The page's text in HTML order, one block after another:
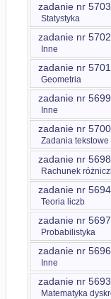
zadanie nr 5703
Statystyka
zadanie nr 5702
Inne
zadanie nr 5701
Geometria
zadanie nr 5699
Inne
zadanie nr 5700
Zadania tekstowe
zadanie nr 5698
Rachunek
zadanie nr 5694
Teoria liczb
zadanie nr 5697
Probabilistyka
zadanie nr 5696
Inne
zadanie nr 5693
Matematyka